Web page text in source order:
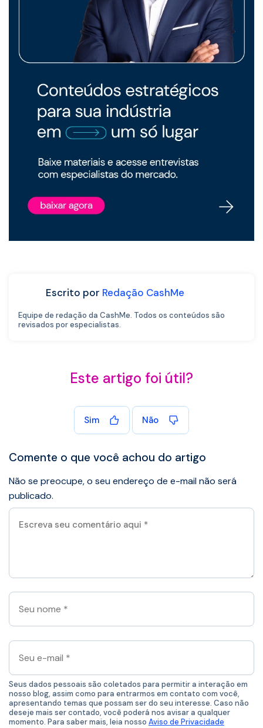
Escrito por Redação CashMe
Equipe de redação da CashMe. Todos os conteúdos são
revisados por especialistas.
Este artigo foi útil?
Sim Não
Comente o que você achou do artigo
Não se preocupe, o seu endereço de e-mail não será
publicado.
Escreva
seu
Seu
nome
*
Seu
e-
mail
*
Seus dados pessoais são coletados para permitir a interação em
nosso blog, assim como para entrarmos em contato com você,
apresentando temas que possam ser do seu interesse. Caso não
deseje mais ser contado, você poderá nos avisar a qualquer
momento. Para saber mais, leia nosso Aviso de Privacidade